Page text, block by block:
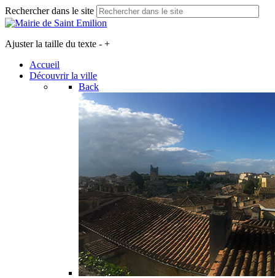
Rechercher dans le site
Ajuster la taille du texte - +
Accueil
Découvrir la ville
Back